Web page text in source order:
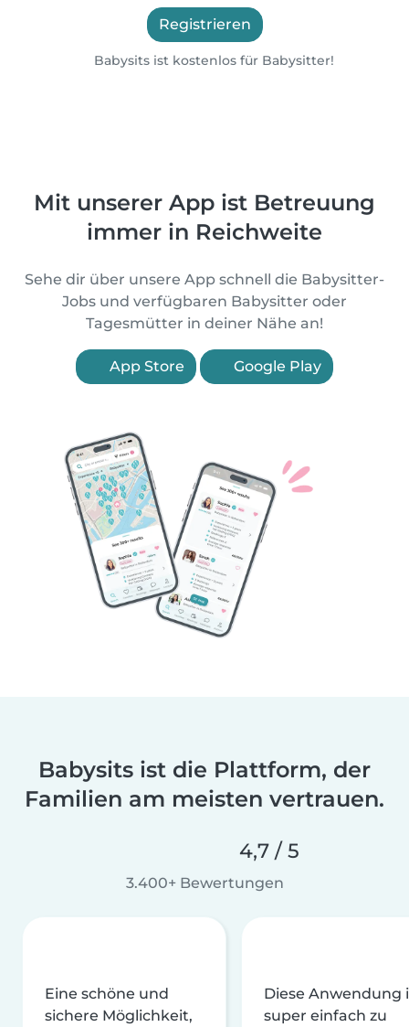
Registrieren
Babysits ist kostenlos für Babysitter!
Mit unserer App ist Betreuung
immer in Reichweite
Sehe dir über unsere App schnell die Babysitter-
Jobs und verfügbaren Babysitter oder
Tagesmütter in deiner Nähe an!
App Store Google Play
Babysits ist die Plattform, der
Familien am meisten vertrauen.
4,7 / 5
3.400+ Bewertungen
Eine schöne und
sichere Möglichkeit,
Diese Anwendung
super einfach zu